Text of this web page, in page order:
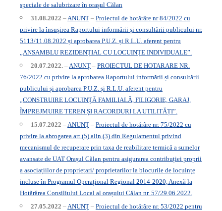
speciale de salubrizare în orașul Călan
31.08.2022 –ANUNT – Proiectul de hotărâre nr 84/2022 cu
privire la însușirea Raportului informării și consultării publicului nr.
5113/11.08.2022 și aprobarea P.U.Z. și R.L.U. aferent pentru
„ANSAMBLU REZIDENȚIAL CU LOCUINȚE INDIVIDUALE”.
20.07.2022. –ANUNȚ – PROIECTUL DE HOTARARE NR.
76/2022 cu privire la aprobarea Raportului informării și consultării
publicului și aprobarea P.U.Z. și R.L.U. aferent pentru
„CONSTRUIRE LOCUINȚĂ FAMILIALĂ, FILIGORIE, GARAJ,
ÎMPREJMUIRE TEREN ȘI RACORDURI LA UTILITĂȚI”.
15.07.2022 –ANUNȚ – Proiectul de hotărâre nr. 75/2022 cu
privire la abrogarea art.(5) alin.(3) din Regulamentul privind
mecanismul de recuperare prin taxa de reabilitare termică a sumelor
avansate de UAT Orașul Călan pentru asigurarea contribuției proprii
a asociațiilor de proprietari/ proprietarilor la blocurile de locuințe
incluse în Programul Operațional Regional 2014-2020, Anexă la
Hotărârea Consiliului Local al orașului Călan nr. 57/29.06.2022.
27.05.2022 –ANUNȚ – Proiectul de hotărâre nr. 53/2022 pentru